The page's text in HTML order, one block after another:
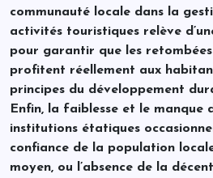
communauté locale dans la
activités touristiques relève
pour garantir que les
profitent réellement aux
principes du développement
Enfin, la faiblesse et le manque
institutions étatiques
confiance de la population
moyen, ou l’absence de la